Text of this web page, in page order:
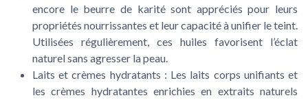
encore le beurre de karité sont appréciés pour leurs
propriétés nourrissantes et leur capacité à unifier le teint.
Utilisées régulièrement, ces huiles favorisent l’éclat
naturel sans agresser la peau.
Laits et crèmes hydratants : Les laits corps unifiants et
les crèmes hydratantes enrichies en extraits naturels